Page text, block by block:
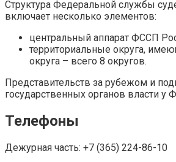
Структура Федеральной службы
включает несколько элементов:
центральный аппарат ФССП
территориальные округа,
округа – всего 8 округов.
Представительств за рубежом и
государственных органов власти у
Телефоны
Дежурная часть: +7 (365) 224-86-10